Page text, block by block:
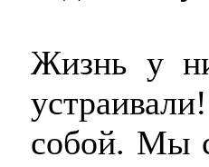
Жизнь у
собой. Мы